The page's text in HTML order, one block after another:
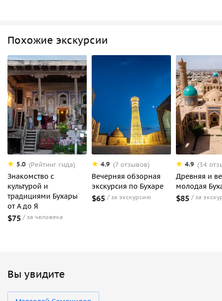
Похожие экскурсии
5.0 (Рейтинг гида)
Знакомство с
культурой и
традициями Бухары
от А до Я
$75 за человека
4.9 (7 отзывов)
Вечерняя обзорная
экскурсия по Бухаре
$65 за экскурсию
4.9 (34
Древняя и
молодая
$85 за
Вы увидите